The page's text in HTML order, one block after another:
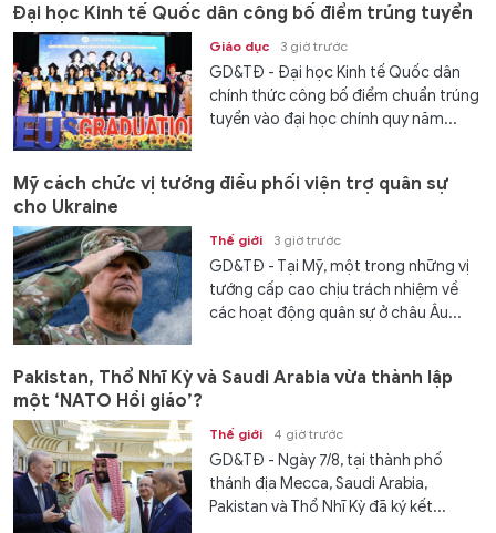
Đại học Kinh tế Quốc dân công bố điểm trúng tuyển
Giáo dục 3 giờ trước
GD&TĐ - Đại học Kinh tế Quốc dân
chính thức công bố điểm chuẩn trúng
tuyển vào đại học chính quy năm...
Mỹ cách chức vị tướng điều phối viện trợ quân sự
cho Ukraine
Thế giới 3 giờ trước
GD&TĐ - Tại Mỹ, một trong những vị
tướng cấp cao chịu trách nhiệm về
các hoạt động quân sự ở châu Âu...
Pakistan, Thổ Nhĩ Kỳ và Saudi Arabia vừa thành lập
một ‘NATO Hồi giáo’?
Thế giới 4 giờ trước
GD&TĐ - Ngày 7/8, tại thành phố
thánh địa Mecca, Saudi Arabia,
Pakistan và Thổ Nhĩ Kỳ đã ký kết...